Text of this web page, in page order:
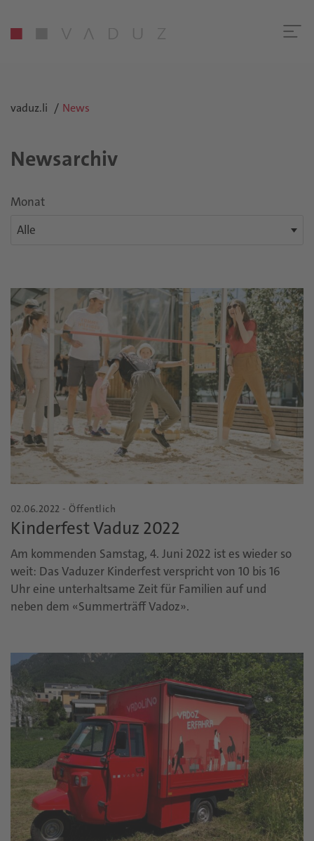
vaduz.li News
Newsarchiv
Monat
02.06.2022 - Öffentlich
Kinderfest Vaduz 2022
Am kommenden Samstag, 4. Juni 2022 ist es wieder so
weit: Das Vaduzer Kinderfest verspricht von 10 bis 16
Uhr eine unterhaltsame Zeit für Familien auf und
neben dem «Summerträff Vadoz».